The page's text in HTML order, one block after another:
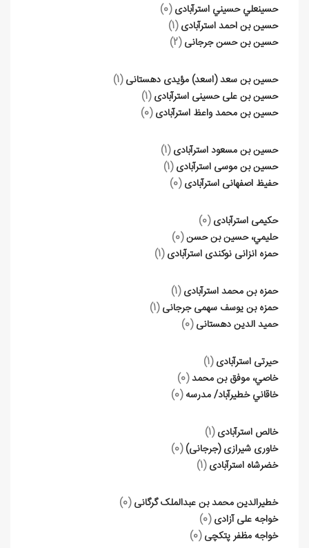
حسينعلي حسيني استرآبادی (0)
حسین بن احمد استرآبادی (1)
حسین بن حسن جرجانی (2)
حسین بن سعد (اسعد) مؤیدی دهستانی (1)
حسین بن علی حسینی استرآبادی (1)
حسین بن محمد واعظ استرآبادی (0)
حسین بن مسعود استرآبادی (1)
حسین بن موسی استرآبادی (1)
حفیظ اصفهانی استرآبادی (0)
حکیمی استرآبادی (0)
حليمي، حسين بن حسن(0)
حمزه انزانی نوکندی استرآبادی (1)
حمزه بن محمد استرآبادی (1)
حمزه بن یوسف سهمی جرجانی (1)
حمید الدین دهستانی (0)
حیرتی استرآبادی (1)
خاصي، موفق بن محمد(0)
خاقاني خطيرآباد/ مدرسه (0)
خالص استرآبادی (1)
خاوری شیرازی (جرجانی) (0)
خضرشاه استرآبادی (1)
خطیرالدین محمد بن عبدالملک گرگانی (0)
خواجه علی آزادی (0)
خواجه مظفر پتکچی (0)